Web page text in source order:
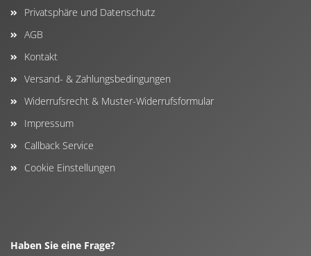
Privatsphäre und Datenschutz
AGB
Kontakt
Versand- & Zahlungsbedingungen
Widerrufsrecht & Muster-Widerrufsformular
Impressum
Callback Service
Cookie Einstellungen
Haben Sie eine Frage?